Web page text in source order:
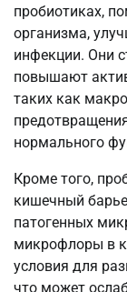
пробиотиках,
организма,
инфекции. Они
повышают
таких как
нормального
Кроме того,
кишечный
патогенных
микрофлоры в
условия для
что может